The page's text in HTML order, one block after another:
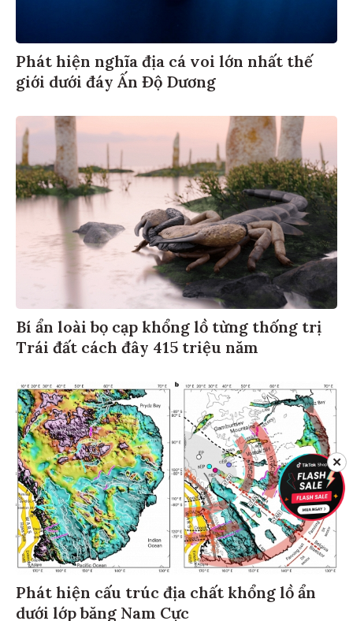
Phát hiện nghĩa địa cá voi lớn nhất thế
giới dưới đáy Ấn Độ Dương
Bí ẩn loài bọ cạp khổng lồ từng thống trị
Trái đất cách đây 415 triệu năm
Phát hiện cấu trúc địa chất khổng lồ ẩn
dưới lớp băng Nam Cực
✕